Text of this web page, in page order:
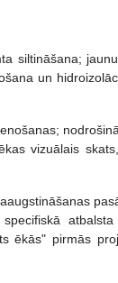
siltināšana;
un
vizuālais
atbalsta
ēkās" pirmās